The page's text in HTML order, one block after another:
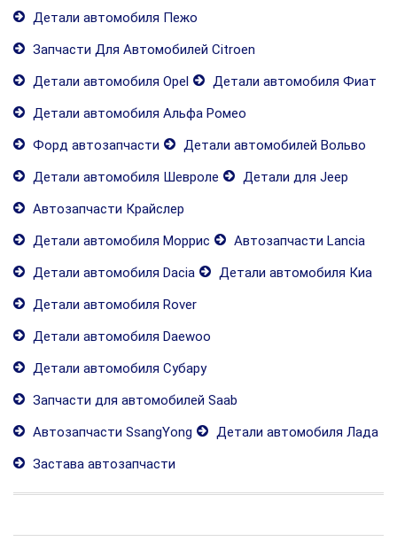
Детали автомобиля Пежо
Запчасти Для Автомобилей Citroen
Детали автомобиля Opel
Детали автомобиля Фиат
Детали автомобиля Альфа Ромео
Форд автозапчасти
Детали автомобилей Вольво
Детали автомобиля Шевроле
Детали для Jeep
Автозапчасти Крайслер
Детали автомобиля Моррис
Автозапчасти Lancia
Детали автомобиля Dacia
Детали автомобиля Киа
Детали автомобиля Rover
Детали автомобиля Daewoo
Детали автомобиля Субару
Запчасти для автомобилей Saab
Автозапчасти SsangYong
Детали автомобиля Лада
Застава автозапчасти